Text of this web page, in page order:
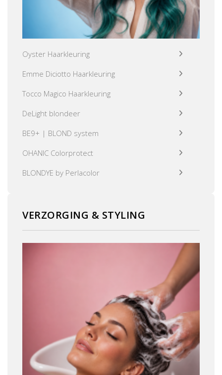
Oyster Haarkleuring
Emme Diciotto Haarkleuring
Tocco Magico Haarkleuring
DeLight blondeer
BE9+ | BLOND system
OHANIC Colorprotect
BLONDYE by Perlacolor
VERZORGING & STYLING